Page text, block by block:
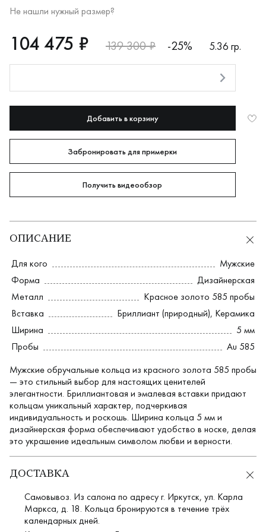
Не нашли нужный размер?
RUB
104475
104 475 ₽ 139 300 ₽ -25%
5.36 гр.
Добавить в корзину
Забронировать для примерки
Получить видеообзор
ОПИСАНИЕ
Для кого
Мужские
Форма
Дизайнерская
Металл
Красное золото 585 пробы
Вставка
Бриллиант (природный), Керамика
Ширина
5 мм
Пробы
Au 585
Мужские обручальные кольца из красного золота 585 пробы
— это стильный выбор для настоящих ценителей
элегантности. Бриллиантовая и эмалевая вставки придают
кольцам уникальный характер, подчеркивая
индивидуальность и роскошь. Ширина кольца 5 мм и
дизайнерская форма обеспечивают удобство в носке, делая
это украшение идеальным символом любви и верности.
ДОСТАВКА
Самовывоз. Из салона по адресу г. Иркутск, ул. Карла
Маркса, д. 18. Кольца бронируются в течение трёх
календарных дней.